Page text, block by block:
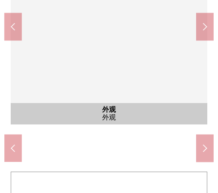
外观
外观
外观
外观
客厅
客厅
客厅
客厅
厨房
厨房
厨房
厨房
洗脸
洗脸
洗脸
洗脸
公共汽车
浴室
厕所
厕所
西式房间
西式房间
西式房间
西式房间
西式房间
西式房间
西式房间
西式房间
其他
走廊
收纳
壁橱
阳台
阳台
风景
来自阳台的风景
门口
门口
院子
院子
停车场
停车场gate
共有部分
集合邮筒、智能快递柜
共有部分
程序库
入口
入口
外观
外观
外观
外观
大厅
大厅
葵小学(约490m)
azuma中学(约640m)